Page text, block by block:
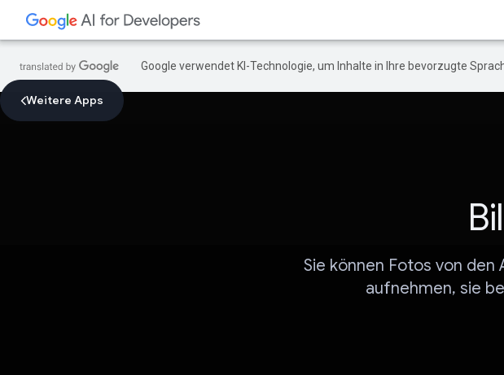
Google verwendet KI-Technologie, um Inhalte in Ihre bevorzugte
Weitere Apps
Sie können Fotos von
aufnehmen, sie